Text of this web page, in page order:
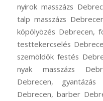
nyirok masszázs
talp masszázs
köpölyözés Debrecen,
testtekercselés
szemöldök festés
nyak masszázs
Debrecen, gyantázás
Debrecen, barber